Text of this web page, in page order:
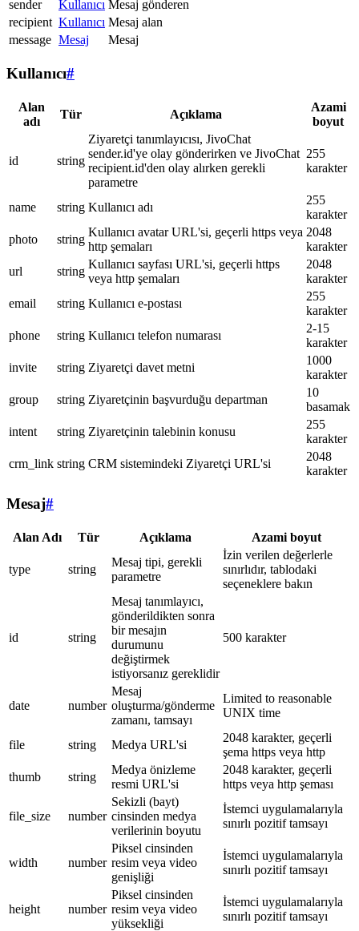
sender Kullanıcı Mesaj gönderen
recipient Kullanıcı Mesaj alan
message Mesaj Mesaj
Kullanıcı#
Alan
adı
Tür Açıklama
Azami
boyut
id string
Ziyaretçi tanımlayıcısı, JivoChat
sender.id'ye olay gönderirken ve JivoChat
recipient.id'den olay alırken gerekli
parametre
255
karakter
name string Kullanıcı adı
255
karakter
photo
string
Kullanıcı avatar URL'si, geçerli https veya
http şemaları
2048
karakter
url
string
Kullanıcı sayfası URL'si, geçerli https
veya http şemaları
2048
karakter
email
string Kullanıcı e-postası
255
karakter
phone
string Kullanıcı telefon numarası
2-15
karakter
invite
string Ziyaretçi davet metni
1000
karakter
group
string Ziyaretçinin başvurduğu departman
10
basamak
intent
string Ziyaretçinin talebinin konusu
255
karakter
crm_link string CRM sistemindeki Ziyaretçi URL'si
2048
karakter
Mesaj#
Alan Adı Tür Açıklama Azami boyut
type string
Mesaj tipi, gerekli
parametre
İzin verilen değerlerle
sınırlıdır, tablodaki
seçeneklere bakın
id string
Mesaj tanımlayıcı,
gönderildikten sonra
bir mesajın
durumunu
değiştirmek
istiyorsanız gereklidir
500 karakter
date number
Mesaj
oluşturma/gönderme
zamanı, tamsayı
Limited to reasonable
UNIX time
file string Medya URL'si
2048 karakter, geçerli
şema https veya http
thumb
string
Medya önizleme
resmi URL'si
2048 karakter, geçerli
https veya http şeması
file_size number
Sekizli (bayt)
cinsinden medya
verilerinin boyutu
İstemci uygulamalarıyla
sınırlı pozitif tamsayı
width number
Piksel cinsinden
resim veya video
genişliği
İstemci uygulamalarıyla
sınırlı pozitif tamsayı
height number
Piksel cinsinden
resim veya video
yüksekliği
İstemci uygulamalarıyla
sınırlı pozitif tamsayı